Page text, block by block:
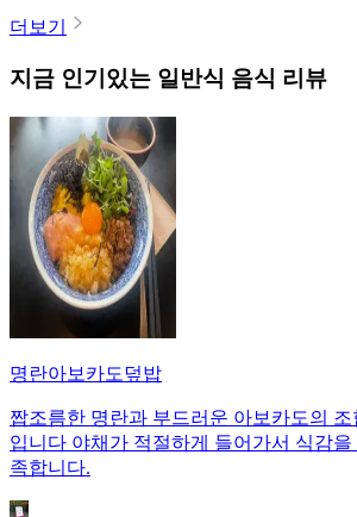
더보기
지금 인기있는 일반식 음식 리뷰
명란아보카도덮밥
짭조름한 명란과 부드러운 아보카도의
입니다 야채가 적절하게 들어가서 식감
족합니다.